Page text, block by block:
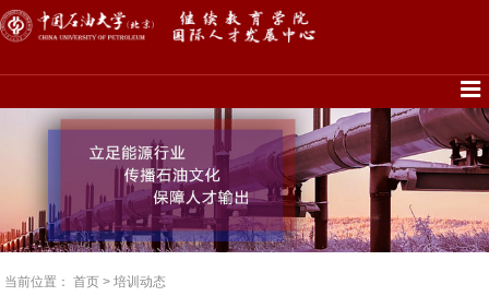
当前位置：首页 >培训动态